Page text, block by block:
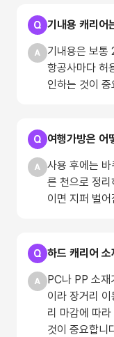
기내용 캐리어
기내용은 보통
항공사마다 허
인하는 것이
여행가방은 어
사용 후에는
른 천으로 정
이면 지퍼 벌
하드 캐리어
PC나 PP 소재
이라 장거리
리 마감에 따
것이 중요합니